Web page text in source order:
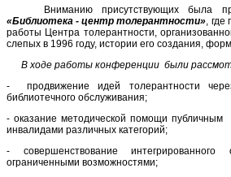
Вниманию присутствующих была
«Библиотека - центр толерантности», где
работы Центра толерантности,
слепых в 1996 году, истории его создания,
В ходе работы конференции были
- продвижение идей толерантности
библиотечного обслуживания;
- оказание методической помощи
инвалидами различных категорий;
- совершенствование
ограниченными возможностями;